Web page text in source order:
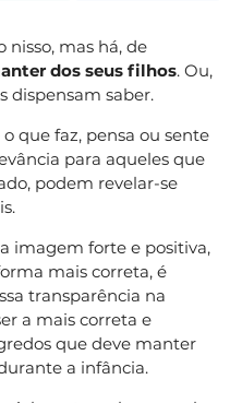
nisso, mas há, de
dos seus filhos. Ou,
dispensam saber.
que faz, pensa ou sente
para aqueles que
podem revelar-se
imagem forte e positiva,
mais correta, é
transparência na
a mais correta e
que deve manter
a infância.